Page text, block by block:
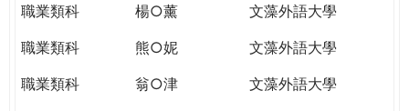
職業類科
楊○薰
文藻外語大學
職業類科
熊○妮
文藻外語大學
職業類科
翁○津
文藻外語大學